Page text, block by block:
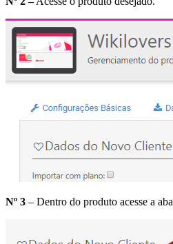
Nº 3 – Dentro do produto acesse a aba